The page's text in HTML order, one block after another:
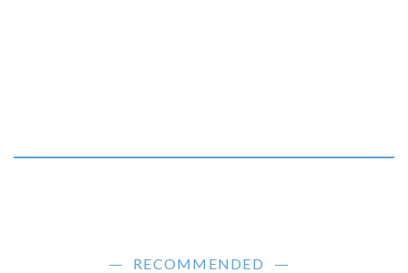
RECOMMENDED